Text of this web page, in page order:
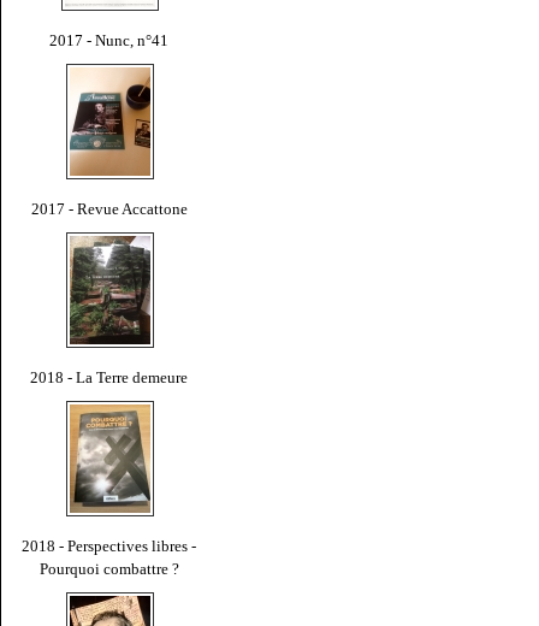
2017 - Nunc, n°41
2017 - Revue Accattone
2018 - La Terre demeure
2018 - Perspectives libres -
Pourquoi combattre ?